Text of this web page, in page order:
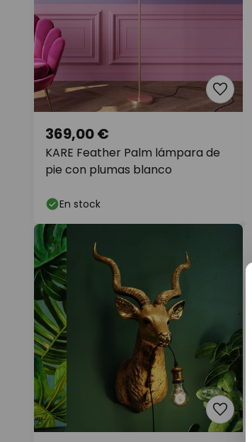
KARE Feather Palm lámpara de
pie con plumas blanco
369,00 €
En stock